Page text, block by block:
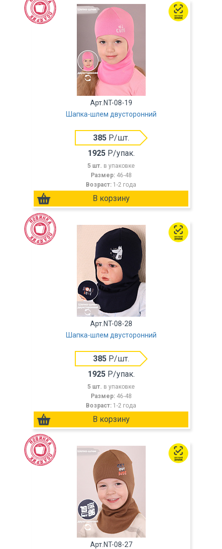
Арт.NT-08-19
Шапка-шлем двусторонний
385Р/шт.
1925Р/упак.
5 шт. в упаковке
Размер: 46-48
Возраст: 1-2 года
Арт.NT-08-28
Шапка-шлем двусторонний
385Р/шт.
1925Р/упак.
5 шт. в упаковке
Размер: 46-48
Возраст: 1-2 года
Арт.NT-08-27